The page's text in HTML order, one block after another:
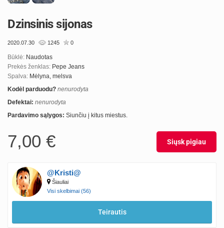
Dzinsinis sijonas
2020.07.30 1245 0
Būklė: Naudotas
Prekės ženklas: Pepe Jeans
Spalva: Mėlyna, melsva
Kodėl parduodu? nenurodyta
Defektai: nenurodyta
Pardavimo sąlygos: Siunčiu į kitus miestus.
7,00 € Siųsk pigiau
@Kristi@
Šiauliai
Visi skelbimai (56)
Teirautis